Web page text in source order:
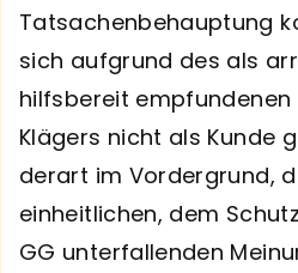
Tatsachenbehauptung
sich aufgrund des als
hilfsbereit empfundenen
Klägers nicht als Kunde
derart im Vordergrund,
einheitlichen, dem
GG unterfallenden